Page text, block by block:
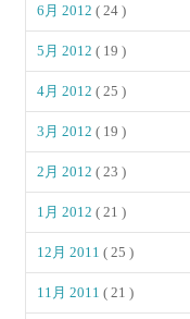
6月 2012( 24 )
5月 2012( 19 )
4月 2012( 25 )
3月 2012( 19 )
2月 2012( 23 )
1月 2012( 21 )
12月 2011( 25 )
11月 2011( 21 )